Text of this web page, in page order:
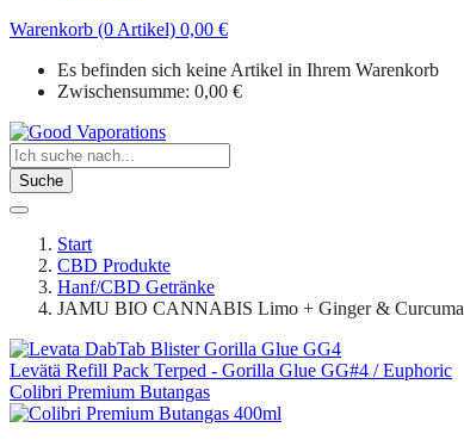
Warenkorb (0 Artikel) 0,00 €
Es befinden sich keine Artikel in Ihrem Warenkorb
Zwischensumme: 0,00 €
Suche
Start
CBD Produkte
Hanf/CBD Getränke
JAMU BIO CANNABIS Limo + Ginger & Curcuma
Levätä Refill Pack Terped - Gorilla Glue GG#4 / Euphoric
Colibri Premium Butangas